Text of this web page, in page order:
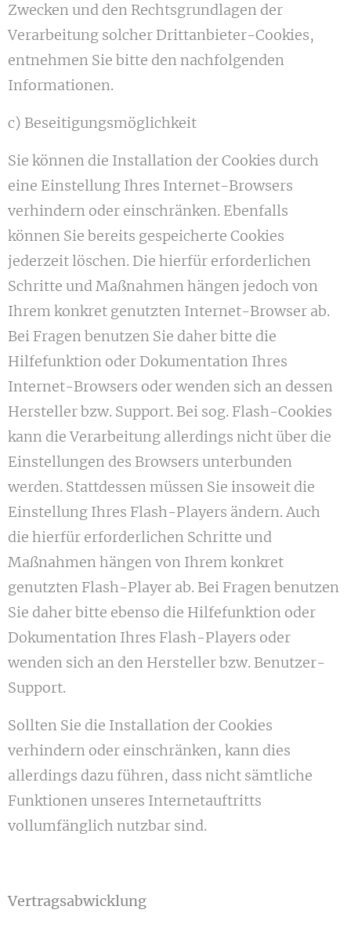
Zwecken und den Rechtsgrundlagen der
Verarbeitung solcher Drittanbieter-Cookies,
entnehmen Sie bitte den nachfolgenden
Informationen.
c) Beseitigungsmöglichkeit
Sie können die Installation der Cookies durch
eine Einstellung Ihres Internet-Browsers
verhindern oder einschränken. Ebenfalls
können Sie bereits gespeicherte Cookies
jederzeit löschen. Die hierfür erforderlichen
Schritte und Maßnahmen hängen jedoch von
Ihrem konkret genutzten Internet-Browser ab.
Bei Fragen benutzen Sie daher bitte die
Hilfefunktion oder Dokumentation Ihres
Internet-Browsers oder wenden sich an dessen
Hersteller bzw. Support. Bei sog. Flash-Cookies
kann die Verarbeitung allerdings nicht über die
Einstellungen des Browsers unterbunden
werden. Stattdessen müssen Sie insoweit die
Einstellung Ihres Flash-Players ändern. Auch
die hierfür erforderlichen Schritte und
Maßnahmen hängen von Ihrem konkret
genutzten Flash-Player ab. Bei Fragen benutzen
Sie daher bitte ebenso die Hilfefunktion oder
Dokumentation Ihres Flash-Players oder
wenden sich an den Hersteller bzw. Benutzer-
Support.
Sollten Sie die Installation der Cookies
verhindern oder einschränken, kann dies
allerdings dazu führen, dass nicht sämtliche
Funktionen unseres Internetauftritts
vollumfänglich nutzbar sind.
Vertragsabwicklung